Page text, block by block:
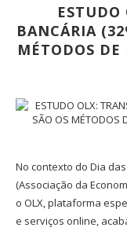
ESTUDO
BANCÁRIA
MÉTODOS
No contexto do Dia
(Associação da
o OLX, plataforma
e serviços online,